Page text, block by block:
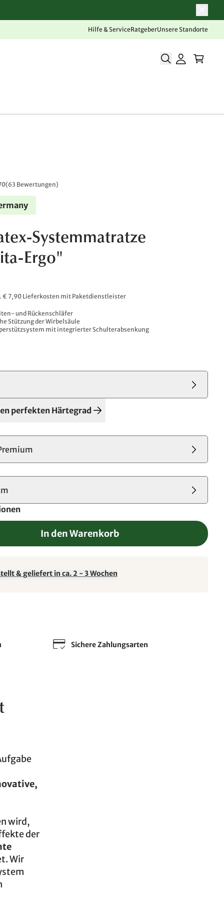
Hilfe & ServiceRatgeberUnsere Standorte
(63 Bewertungen)
Systemmatratze
Ergo"
€ 7,90 Lieferkosten mit Paketdienstleister
und Rückenschläfer
Stützung der Wirbelsäule
mit integrierter Schulterabsenkung
perfekten Härtegrad
In den Warenkorb
& geliefert in ca. 2 - 3 Wochen
Sichere Zahlungsarten
wird,
der
Wir